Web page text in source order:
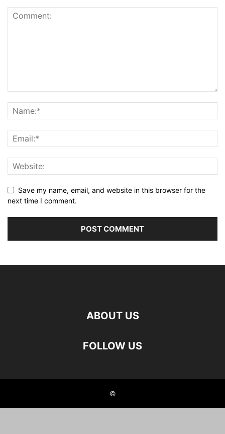
Save my name, email, and website in this browser for the
next time I comment.
ABOUT US
FOLLOW US
©